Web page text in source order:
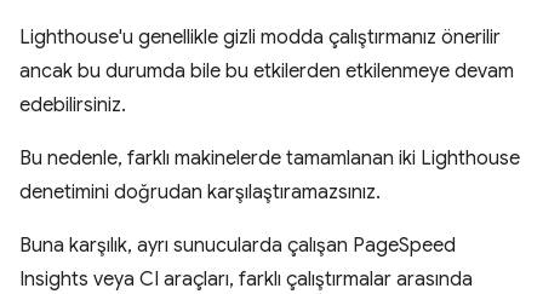
Lighthouse'u genellikle gizli modda çalıştırmanız önerilir
ancak bu durumda bile bu etkilerden etkilenmeye devam
edebilirsiniz.
Bu nedenle, farklı makinelerde tamamlanan iki Lighthouse
denetimini doğrudan karşılaştıramazsınız.
Buna karşılık, ayrı sunucularda çalışan PageSpeed
Insights veya CI araçları, farklı çalıştırmalar arasında